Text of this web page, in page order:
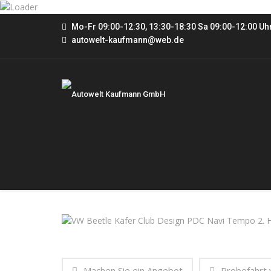
Mo-Fr 09:00-12:30, 13:30-18:30 Sa 09:00-12:00
autowelt-kaufmann@web.de